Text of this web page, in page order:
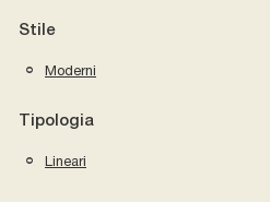
Stile
Moderni
Tipologia
Lineari